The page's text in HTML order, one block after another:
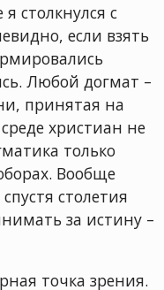
столкнулся с
если взять
Любой догмат –
принятая на
христиан не
только
Вообще
столетия
за истину –
точка зрения.